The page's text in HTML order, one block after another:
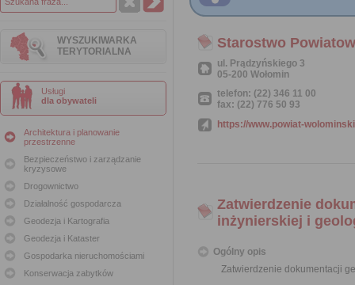
WYSZUKIWARKA
TERYTORIALNA
Usługi
dla obywateli
Architektura i planowanie
przestrzenne
Bezpieczeństwo i zarządzanie
kryzysowe
Drogownictwo
Działalność gospodarcza
Geodezja i Kartografia
Geodezja i Kataster
Gospodarka nieruchomościami
Konserwacja zabytków
Starostwo
ul. Prądzyńskiego 3
05-200 Wołomin
telefon: (22) 346 11 00
fax: (22) 776 50 93
https://www.powiat-
Zatwierdzenie
inżynierskiej i
Ogólny opis
Zatwierdzenie dokumentacji